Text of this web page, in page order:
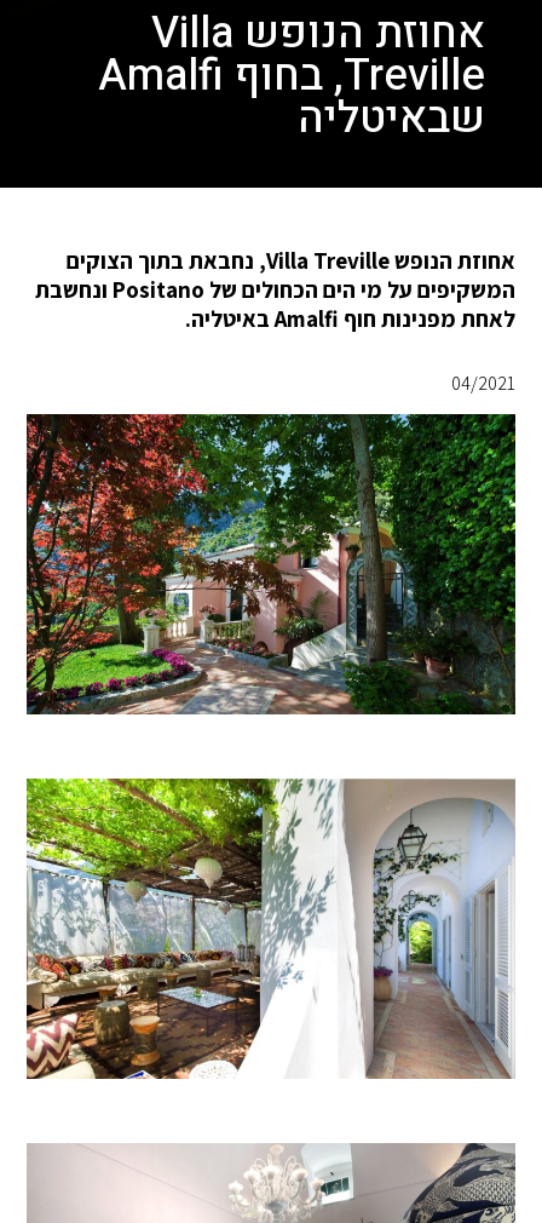
אחוזת הנופש Villa
Treville, בחוף Amalfi
שבאיטליה
אחוזת הנופש Villa Treville, נחבאת בתוך הצוקים
המשקיפים על מי הים הכחולים של Positano ונחשבת
לאחת מפנינות חוף Amalfi באיטליה.
04/2021